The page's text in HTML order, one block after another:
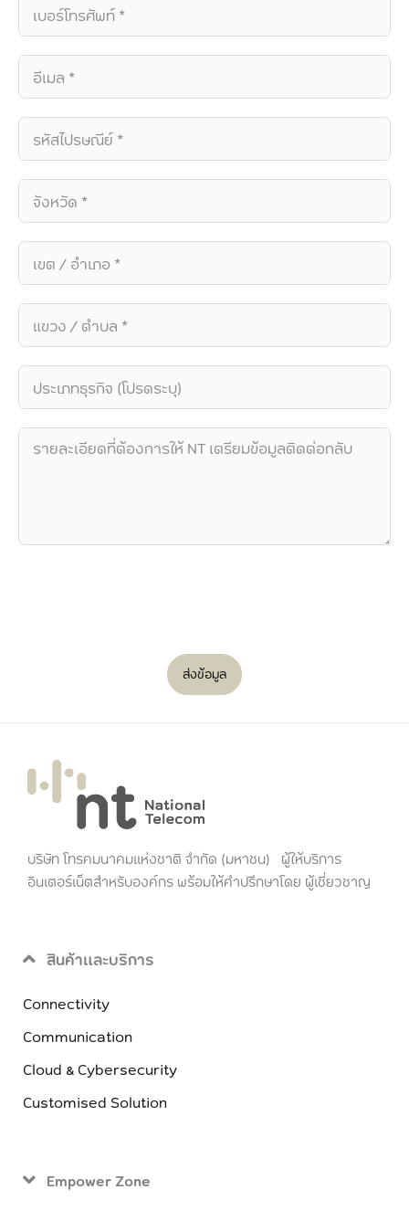
ส่งข้อมูล
บริษัท โทรคมนาคมแห่งชาติ จำกัด (มหาชน) ผู้ให้บริการ
อินเตอร์เน็ตสำหรับองค์กร พร้อมให้คำปรึกษาโดย ผู้เชี่ยวชาญ
สินค้าและบริการ
Connectivity
Communication
Cloud & Cybersecurity
Customised Solution
Empower Zone